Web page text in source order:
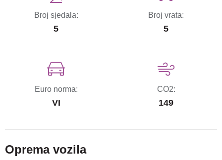
Broj sjedala:
5
Broj vrata:
5
Euro norma:
VI
CO2:
149
Oprema vozila